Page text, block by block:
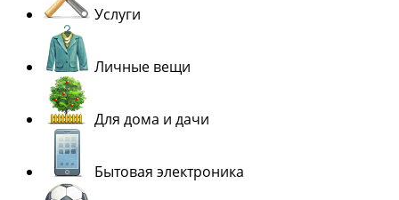
Услуги
Личные вещи
Для дома и дачи
Бытовая электроника